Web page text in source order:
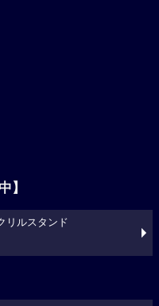
】
リルスタンド